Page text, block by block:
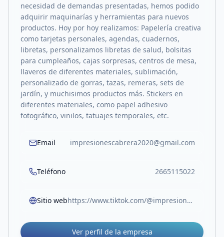
necesidad de demandas presentadas, hemos podido
adquirir maquinarías y herramientas para nuevos
productos. Hoy por hoy realizamos: Papelería creativa
como tarjetas personales, agendas, cuadernos,
libretas, personalizamos libretas de salud, bolsitas
para cumpleaños, cajas sorpresas, centros de mesa,
llaveros de diferentes materiales, sublimación,
personalizado de gorras, tazas, remeras, sets de
jardín, y muchisimos productos más. Stickers en
diferentes materiales, como papel adhesivo
fotográfico, vinilos, tatuajes temporales, etc.
Email impresionescabrera2020@gmail.com
Teléfono 2665115022
Sitio web https://www.tiktok.com/@impresiones.cabrera?_r=1&_t=ZM-91s5BkemFEO
Ver perfil de la empresa